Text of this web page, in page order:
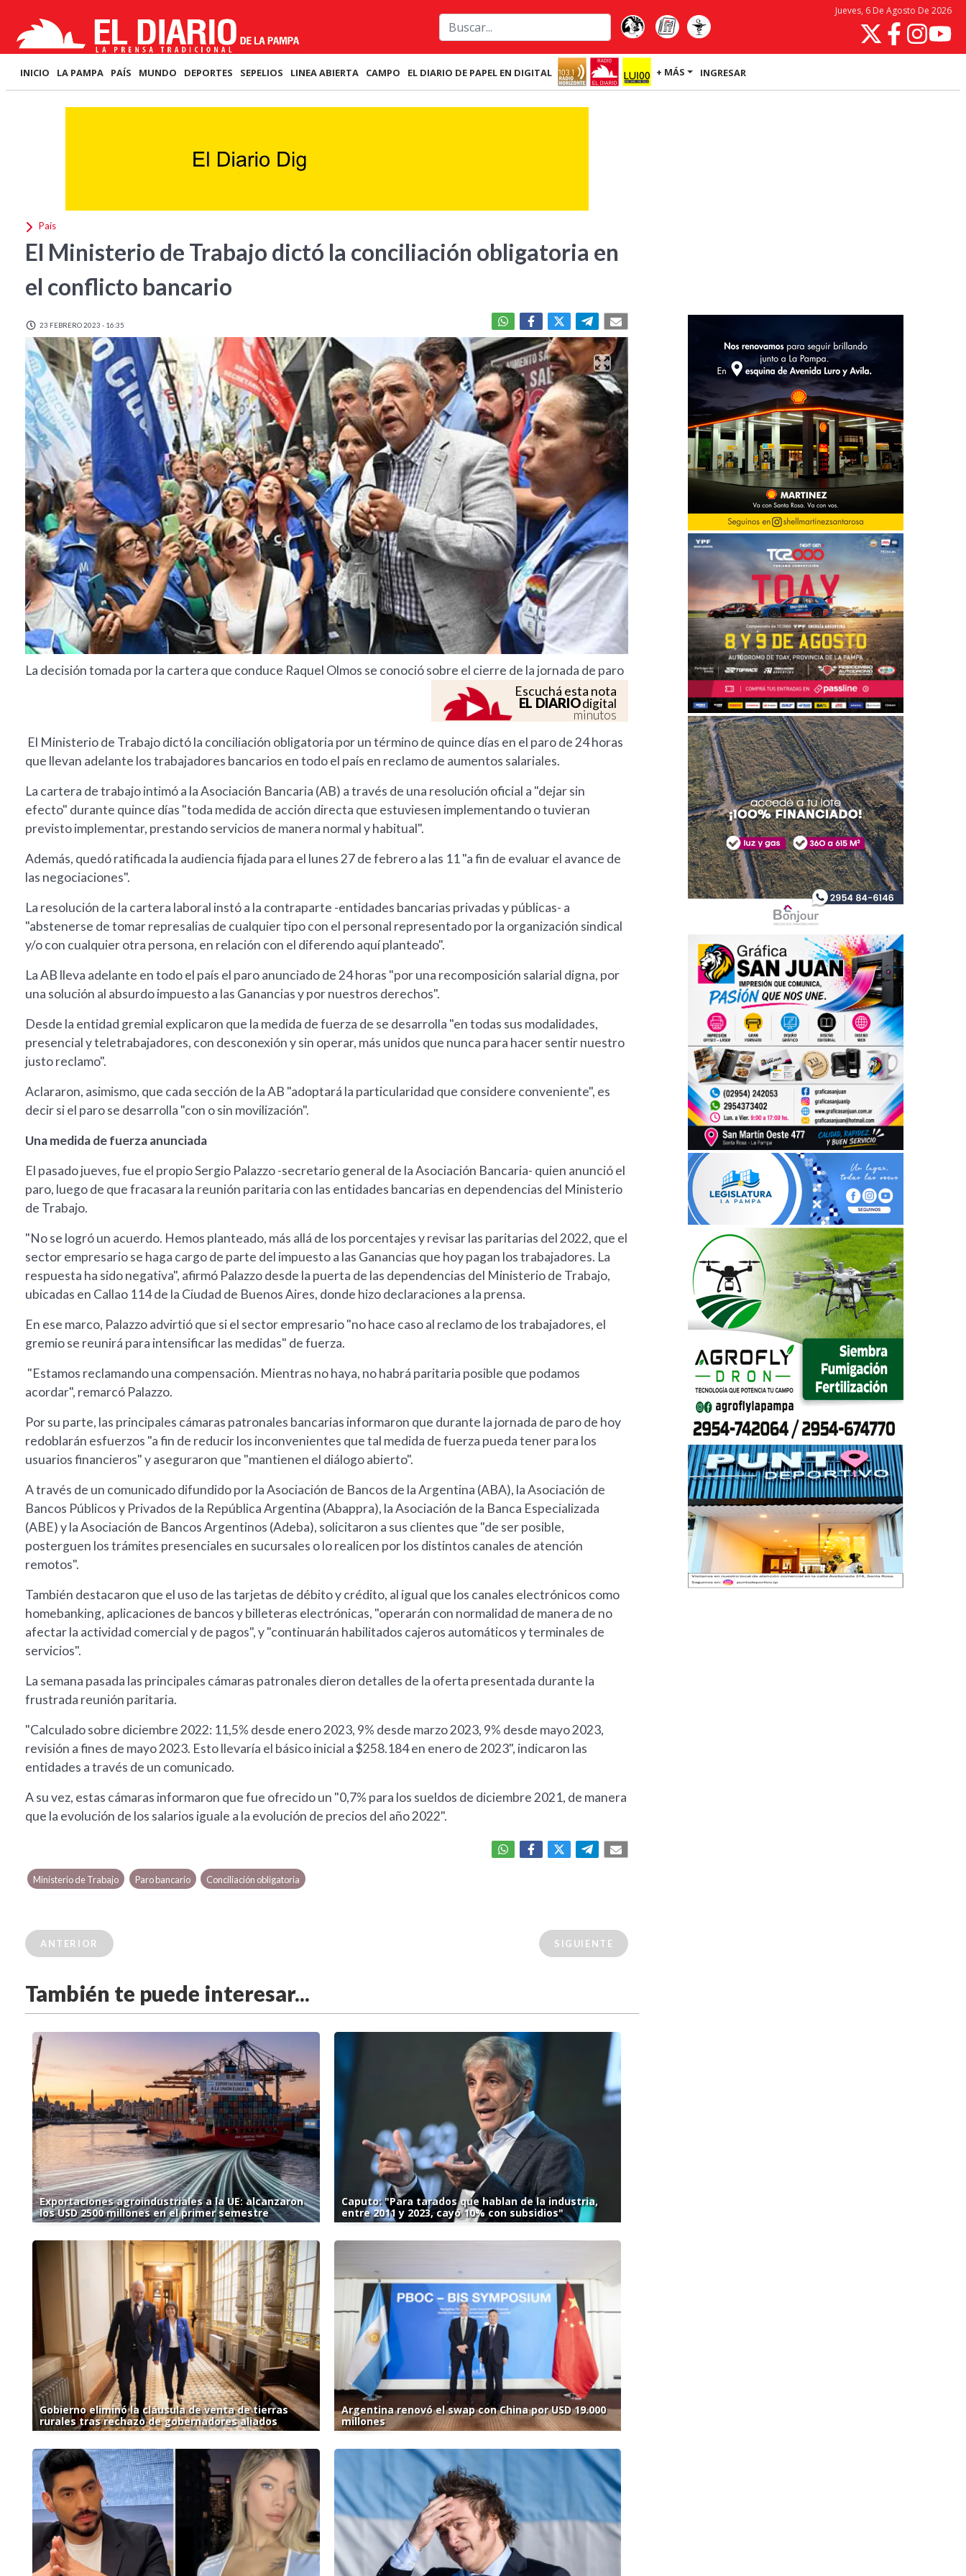
Jueves, 6 De Agosto De 2026
INICIO LA PAMPA PAÍS MUNDO DEPORTES SEPELIOS LINEA ABIERTA CAMPO EL DIARIO DE PAPEL EN DIGITAL + MÁS INGRESAR
País
El Ministerio de Trabajo dictó la conciliación obligatoria en
el conflicto bancario
23 FEBRERO 2023 - 16:35
La decisión tomada por la cartera que conduce Raquel Olmos se conoció sobre el cierre de la jornada de paro
Escuchá esta nota
EL DIARIOdigital
minutos
El Ministerio de Trabajo dictó la conciliación obligatoria por un término de quince días en el paro de 24 horas
que llevan adelante los trabajadores bancarios en todo el país en reclamo de aumentos salariales.
La cartera de trabajo intimó a la Asociación Bancaria (AB) a través de una resolución oficial a "dejar sin
efecto" durante quince días "toda medida de acción directa que estuviesen implementando o tuvieran
previsto implementar, prestando servicios de manera normal y habitual".
Además, quedó ratificada la audiencia fijada para el lunes 27 de febrero a las 11 "a fin de evaluar el avance de
las negociaciones".
La resolución de la cartera laboral instó a la contraparte -entidades bancarias privadas y públicas- a
"abstenerse de tomar represalias de cualquier tipo con el personal representado por la organización sindical
y/o con cualquier otra persona, en relación con el diferendo aquí planteado".
La AB lleva adelante en todo el país el paro anunciado de 24 horas "por una recomposición salarial digna, por
una solución al absurdo impuesto a las Ganancias y por nuestros derechos".
Desde la entidad gremial explicaron que la medida de fuerza de se desarrolla "en todas sus modalidades,
presencial y teletrabajadores, con desconexión y sin operar, más unidos que nunca para hacer sentir nuestro
justo reclamo".
Aclararon, asimismo, que cada sección de la AB "adoptará la particularidad que considere conveniente", es
decir si el paro se desarrolla "con o sin movilización".
Una medida de fuerza anunciada
El pasado jueves, fue el propio Sergio Palazzo -secretario general de la Asociación Bancaria- quien anunció el
paro, luego de que fracasara la reunión paritaria con las entidades bancarias en dependencias del Ministerio
de Trabajo.
"No se logró un acuerdo. Hemos planteado, más allá de los porcentajes y revisar las paritarias del 2022, que el
sector empresario se haga cargo de parte del impuesto a las Ganancias que hoy pagan los trabajadores. La
respuesta ha sido negativa", afirmó Palazzo desde la puerta de las dependencias del Ministerio de Trabajo,
ubicadas en Callao 114 de la Ciudad de Buenos Aires, donde hizo declaraciones a la prensa.
En ese marco, Palazzo advirtió que si el sector empresario "no hace caso al reclamo de los trabajadores, el
gremio se reunirá para intensificar las medidas" de fuerza.
"Estamos reclamando una compensación. Mientras no haya, no habrá paritaria posible que podamos
acordar", remarcó Palazzo.
Por su parte, las principales cámaras patronales bancarias informaron que durante la jornada de paro de hoy
redoblarán esfuerzos "a fin de reducir los inconvenientes que tal medida de fuerza pueda tener para los
usuarios financieros" y aseguraron que "mantienen el diálogo abierto".
A través de un comunicado difundido por la Asociación de Bancos de la Argentina (ABA), la Asociación de
Bancos Públicos y Privados de la República Argentina (Abappra), la Asociación de la Banca Especializada
(ABE) y la Asociación de Bancos Argentinos (Adeba), solicitaron a sus clientes que "de ser posible,
posterguen los trámites presenciales en sucursales o lo realicen por los distintos canales de atención
remotos".
También destacaron que el uso de las tarjetas de débito y crédito, al igual que los canales electrónicos como
homebanking, aplicaciones de bancos y billeteras electrónicas, "operarán con normalidad de manera de no
afectar la actividad comercial y de pagos", y "continuarán habilitados cajeros automáticos y terminales de
servicios".
La semana pasada las principales cámaras patronales dieron detalles de la oferta presentada durante la
frustrada reunión paritaria.
"Calculado sobre diciembre 2022: 11,5% desde enero 2023, 9% desde marzo 2023, 9% desde mayo 2023,
revisión a fines de mayo 2023. Esto llevaría el básico inicial a $258.184 en enero de 2023", indicaron las
entidades a través de un comunicado.
A su vez, estas cámaras informaron que fue ofrecido un "0,7% para los sueldos de diciembre 2021, de manera
que la evolución de los salarios iguale a la evolución de precios del año 2022".
Ministerio de Trabajo Paro bancario Conciliación obligatoria
ANTERIOR SIGUIENTE
También te puede interesar...
Exportaciones agroindustriales a la UE: alcanzaron
los USD 2500 millones en el primer semestre
Caputo: "Para tarados que hablan de la industria,
entre 2011 y 2023, cayó 10% con subsidios"
Gobierno eliminó la cláusula de venta de tierras
rurales tras rechazo de gobernadores aliados
Argentina renovó el swap con China por USD 19.000
millones